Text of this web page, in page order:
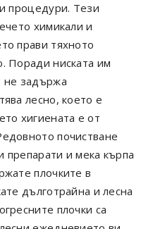
процедури. Тези
химикали и
прави тяхното
Поради ниската им
не задържа
лесно, което е
хигиената е от
почистване
препарати и мека кърпа
плочките в
дълготрайна и лесна
плочки са